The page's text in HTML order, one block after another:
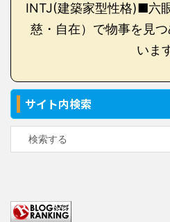
INTJ(建築家型性格)■六
慈・自在）で物事を見
いま
サイト内検索